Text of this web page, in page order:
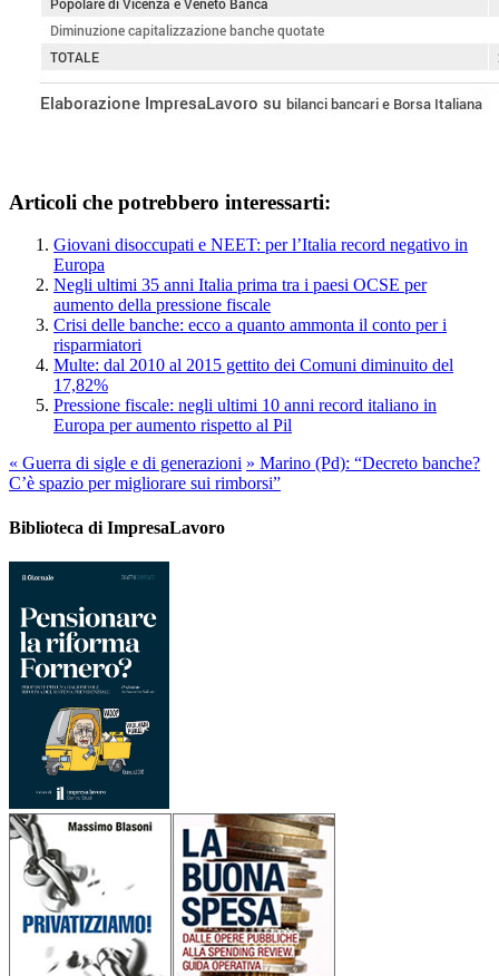
Articoli che potrebbero interessarti:
Giovani disoccupati e NEET: per l’Italia record negativo in
Europa
Negli ultimi 35 anni Italia prima tra i paesi OCSE per
aumento della pressione fiscale
Crisi delle banche: ecco a quanto ammonta il conto per i
risparmiatori
Multe: dal 2010 al 2015 gettito dei Comuni diminuito del
17,82%
Pressione fiscale: negli ultimi 10 anni record italiano in
Europa per aumento rispetto al Pil
« Guerra di sigle e di generazioni » Marino (Pd): “Decreto banche?
C’è spazio per migliorare sui rimborsi”
Biblioteca di ImpresaLavoro